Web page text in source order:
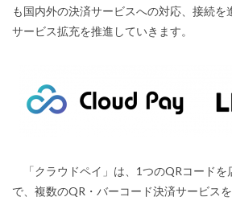
も国内外の決済サービスへの対応、接続を
サービス拡充を推進していきます。
「クラウドペイ」は、1つのQRコードを
で、複数のQR・バーコード決済サービス